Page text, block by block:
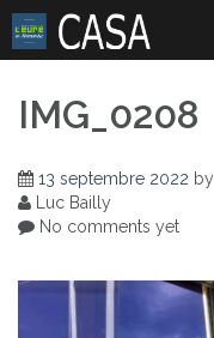
Skip
content
IMG_0208
13 septembre 2022 by
Luc Bailly
No comments yet